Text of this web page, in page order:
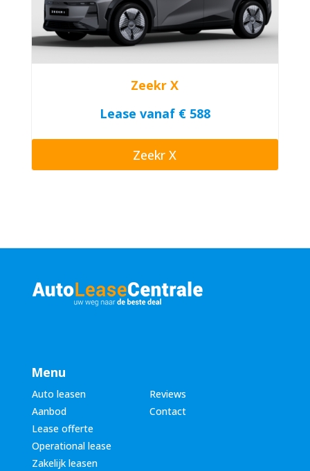
Zeekr X
Lease vanaf € 588
Zeekr X
Menu
Auto leasen
Reviews
Aanbod
Contact
Lease offerte
Operational lease
Zakelijk leasen